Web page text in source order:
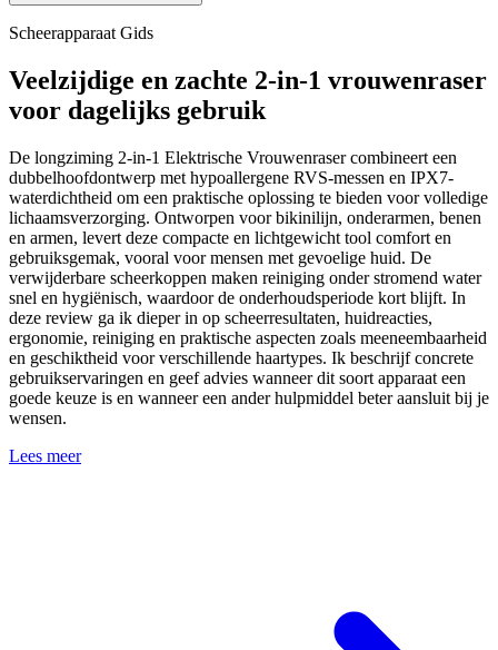
Scheerapparaat Gids
Veelzijdige en zachte 2-in-1 vrouwenraser
voor dagelijks gebruik
De longziming 2-in-1 Elektrische Vrouwenraser combineert een
dubbelhoofdontwerp met hypoallergene RVS-messen en IPX7-
waterdichtheid om een praktische oplossing te bieden voor volledige
lichaamsverzorging. Ontworpen voor bikinilijn, onderarmen, benen
en armen, levert deze compacte en lichtgewicht tool comfort en
gebruiksgemak, vooral voor mensen met gevoelige huid. De
verwijderbare scheerkoppen maken reiniging onder stromend water
snel en hygiënisch, waardoor de onderhoudsperiode kort blijft. In
deze review ga ik dieper in op scheerresultaten, huidreacties,
ergonomie, reiniging en praktische aspecten zoals meeneembaarheid
en geschiktheid voor verschillende haartypes. Ik beschrijf concrete
gebruikservaringen en geef advies wanneer dit soort apparaat een
goede keuze is en wanneer een ander hulpmiddel beter aansluit bij je
wensen.
Lees meer